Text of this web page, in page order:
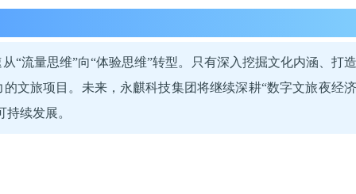
“流量思维”向“体验思维”转型。只有深入挖掘文化内涵、打
文旅项目。未来，永麒科技集团将继续深耕“数字文旅夜经
续发展。